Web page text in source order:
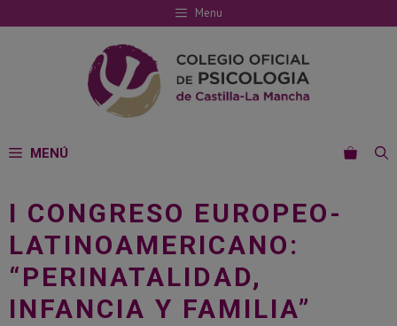
al
Menu
MENÚ
I CONGRESO EUROPEO-
LATINOAMERICANO:
“PERINATALIDAD,
INFANCIA Y FAMILIA”